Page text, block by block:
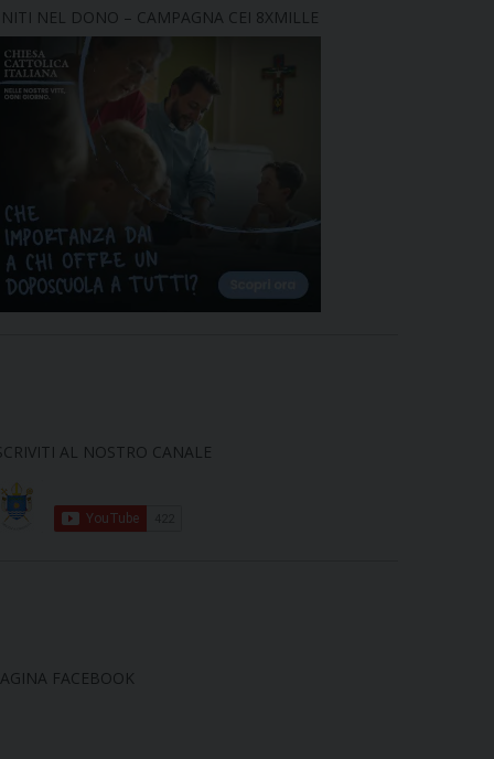
NEL DONO – CAMPAGNA CEI 8XMILLE
AL NOSTRO CANALE
FACEBOOK